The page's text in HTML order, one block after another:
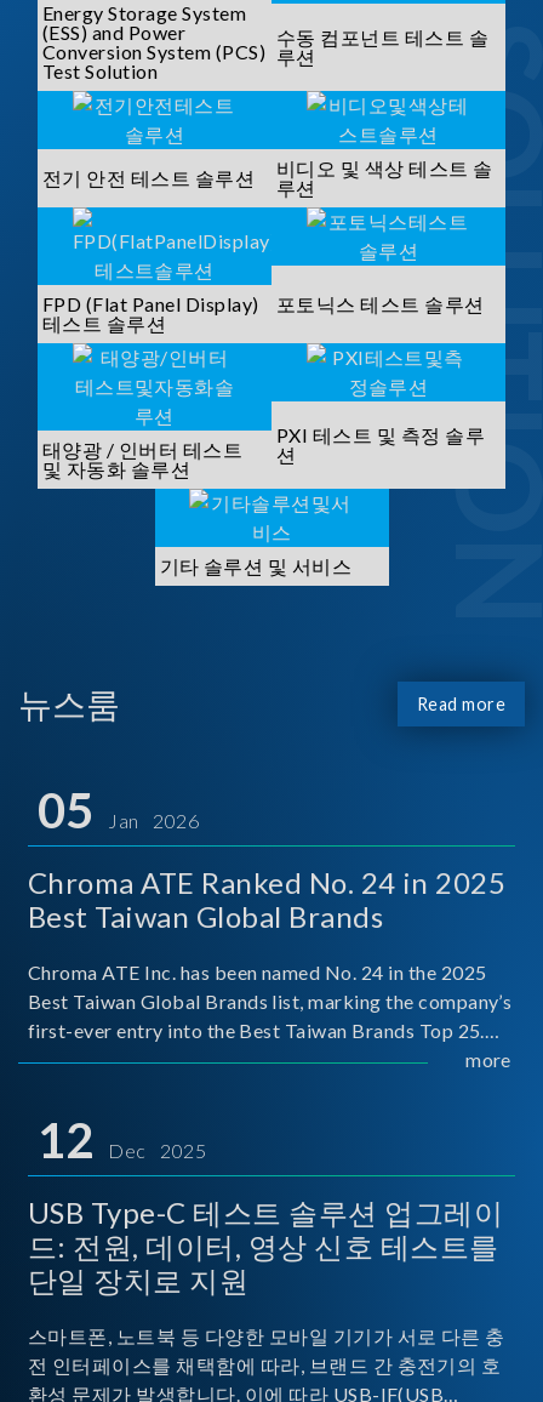
Energy Storage System
(ESS) and Power
Conversion System (PCS)
Test Solution
수동 컴포넌트 테스트 솔
루션
전기 안전 테스트 솔루션
비디오 및 색상 테스트 솔
루션
FPD (Flat Panel Display)
테스트 솔루션
포토닉스 테스트 솔루션
태양광 / 인버터 테스트
및 자동화 솔루션
PXI 테스트 및 측정 솔루
션
기타 솔루션 및 서비스
뉴스룸 Read more
05 Jan 2026
Chroma ATE Ranked No. 24 in 2025
Best Taiwan Global Brands
Chroma ATE Inc. has been named No. 24 in the 2025
Best Taiwan Global Brands list, marking the company’s
first-ever entry into the Best Taiwan Brands Top 25.
This recognition represents a significant milestone for
more
12 Dec 2025
USB Type-C 테스트 솔루션 업그레이
드: 전원, 데이터, 영상 신호 테스트를
단일 장치로 지원
스마트폰, 노트북 등 다양한 모바일 기기가 서로 다른 충
전 인터페이스를 채택함에 따라, 브랜드 간 충전기의 호
환성 문제가 발생합니다. 이에 따라 USB-IF(USB